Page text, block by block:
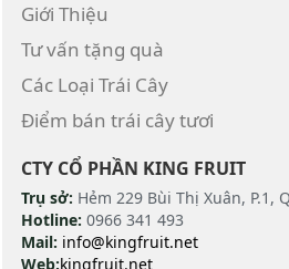
Giới Thiệu
Tư vấn tặng quà
Các Loại Trái Cây
Điểm bán trái cây tươi
CTY CỔ PHẦN KING FRUIT
Trụ sở: Hẻm 229 Bùi Thị Xuân, P.1,
Hotline: 0966 341 493
Mail: info@kingfruit.net
Web:kingfruit.net